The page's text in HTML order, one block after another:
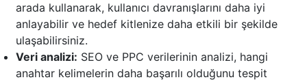
arada kullanarak, kullanıcı davranışlarını daha iyi
anlayabilir ve hedef kitlenize daha etkili bir şekilde
ulaşabilirsiniz.
Veri analizi: SEO ve PPC verilerinin analizi, hangi
anahtar kelimelerin daha başarılı olduğunu tespit